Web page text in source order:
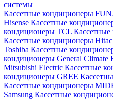
системы
Кассетные кондиционеры
Hisense Кассетные
кондиционеры TCL
Кассетные кондиционеры
Toshiba Кассетные
кондиционеры General Climate
Mitsubishi Electric Кассетные
кондиционеры GREE
Кассетные кондиционеры
Samsung Кассетные